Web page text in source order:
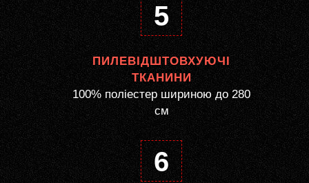
5
ПИЛЕВІДШТОВХУЮЧІ
ТКАНИНИ
100% поліестер шириною до 280
см
6